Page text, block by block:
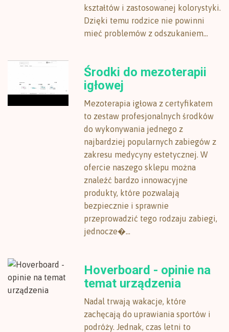
kształtów i zastosowanej kolorystyki.
Dzięki temu rodzice nie powinni
mieć problemów z odszukaniem...
Środki do mezoterapii
igłowej
Mezoterapia igłowa z certyfikatem
to zestaw profesjonalnych środków
do wykonywania jednego z
najbardziej popularnych zabiegów z
zakresu medycyny estetycznej. W
ofercie naszego sklepu można
znaleźć bardzo innowacyjne
produkty, które pozwalają
bezpiecznie i sprawnie
przeprowadzić tego rodzaju zabiegi,
jednocze�...
Hoverboard - opinie na
temat urządzenia
Nadal trwają wakacje, które
zachęcają do uprawiania sportów i
podróży. Jednak, czas letni to